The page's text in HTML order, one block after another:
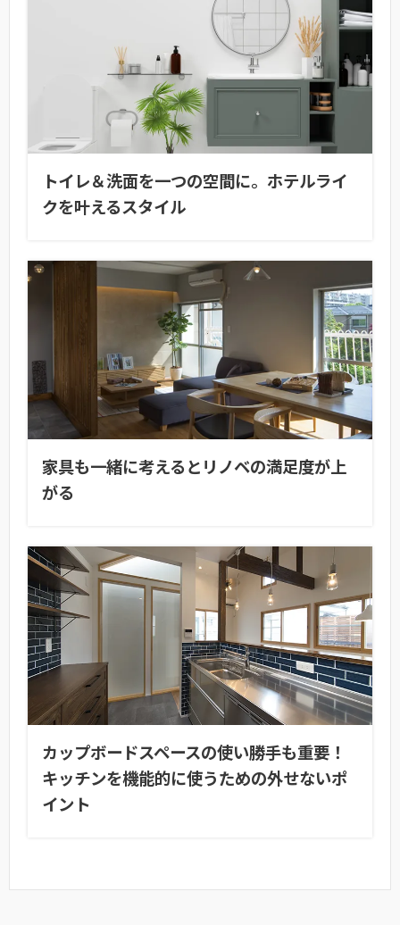
トイレ＆洗面を一つの空間に。ホテルライ
クを叶えるスタイル
家具も一緒に考えるとリノベの満足度が上
がる
カップボードスペースの使い勝手も重要！
キッチンを機能的に使うための外せないポ
イント